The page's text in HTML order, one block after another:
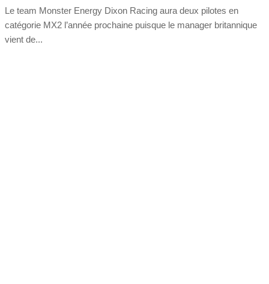
Le team Monster Energy Dixon Racing aura deux pilotes en
catégorie MX2 l’année prochaine puisque le manager britannique
vient de...